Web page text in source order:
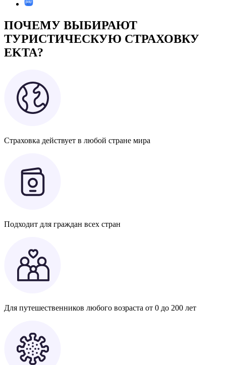
ПОЧЕМУ ВЫБИРАЮТ
ТУРИСТИЧЕСКУЮ СТРАХОВКУ
EKTA?
Страховка действует в любой стране мира
Подходит для граждан всех стран
Для путешественников любого возраста от 0 до 200 лет